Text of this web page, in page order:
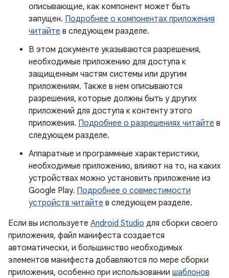
описывающие, как компонент может быть
запущен. Подробнее о компонентах приложения
читайте в следующем разделе.
В этом документе указываются разрешения,
необходимые приложению для доступа к
защищенным частям системы или другим
приложениям. Также в нем описываются
разрешения, которые должны быть у других
приложений для доступа к контенту этого
приложения. Подробнее о разрешениях читайте в
следующем разделе.
Аппаратные и программные характеристики,
необходимые приложению, влияют на то, на каких
устройствах можно установить приложение из
Google Play. Подробнее о совместимости
устройств читайте в следующем разделе.
Если вы используете Android Studio для сборки своего
приложения, файл манифеста создается
автоматически, и большинство необходимых
элементов манифеста добавляются по мере сборки
приложения, особенно при использовании шаблонов